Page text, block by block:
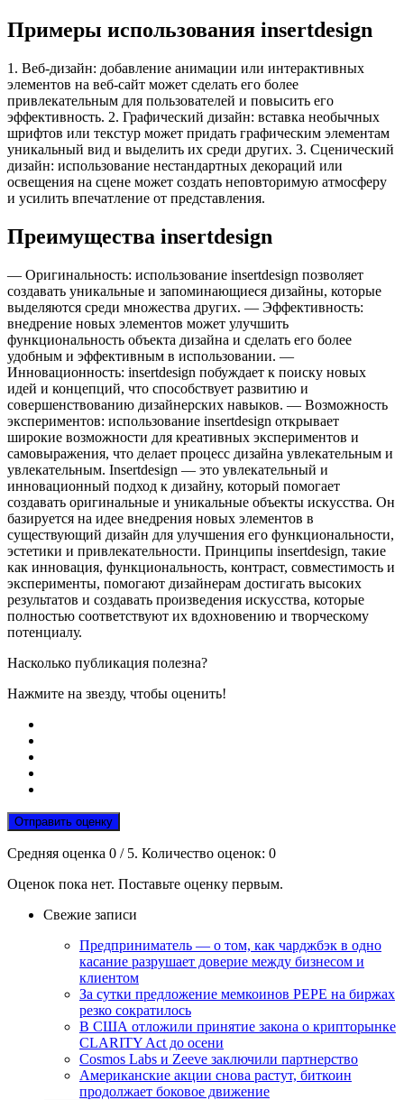
Примеры использования insertdesign
1. Веб-дизайн: добавление анимации или интерактивных
элементов на веб-сайт может сделать его более
привлекательным для пользователей и повысить его
эффективность. 2. Графический дизайн: вставка необычных
шрифтов или текстур может придать графическим элементам
уникальный вид и выделить их среди других. 3. Сценический
дизайн: использование нестандартных декораций или
освещения на сцене может создать неповторимую атмосферу
и усилить впечатление от представления.
Преимущества insertdesign
— Оригинальность: использование insertdesign позволяет
создавать уникальные и запоминающиеся дизайны, которые
выделяются среди множества других. — Эффективность:
внедрение новых элементов может улучшить
функциональность объекта дизайна и сделать его более
удобным и эффективным в использовании. —
Инновационность: insertdesign побуждает к поиску новых
идей и концепций, что способствует развитию и
совершенствованию дизайнерских навыков. — Возможность
экспериментов: использование insertdesign открывает
широкие возможности для креативных экспериментов и
самовыражения, что делает процесс дизайна увлекательным и
увлекательным. Insertdesign — это увлекательный и
инновационный подход к дизайну, который помогает
создавать оригинальные и уникальные объекты искусства. Он
базируется на идее внедрения новых элементов в
существующий дизайн для улучшения его функциональности,
эстетики и привлекательности. Принципы insertdesign, такие
как инновация, функциональность, контраст, совместимость и
эксперименты, помогают дизайнерам достигать высоких
результатов и создавать произведения искусства, которые
полностью соответствуют их вдохновению и творческому
потенциалу.
Насколько публикация полезна?
Нажмите на звезду, чтобы оценить!
Отправить оценку
Средняя оценка 0 / 5. Количество оценок: 0
Оценок пока нет. Поставьте оценку первым.
Свежие записи
Предприниматель — о том, как чарджбэк в одно
касание разрушает доверие между бизнесом и
клиентом
За сутки предложение мемкоинов PEPE на биржах
резко сократилось
В США отложили принятие закона о крипторынке
CLARITY Act до осени
Cosmos Labs и Zeeve заключили партнерство
Американские акции снова растут, биткоин
продолжает боковое движение